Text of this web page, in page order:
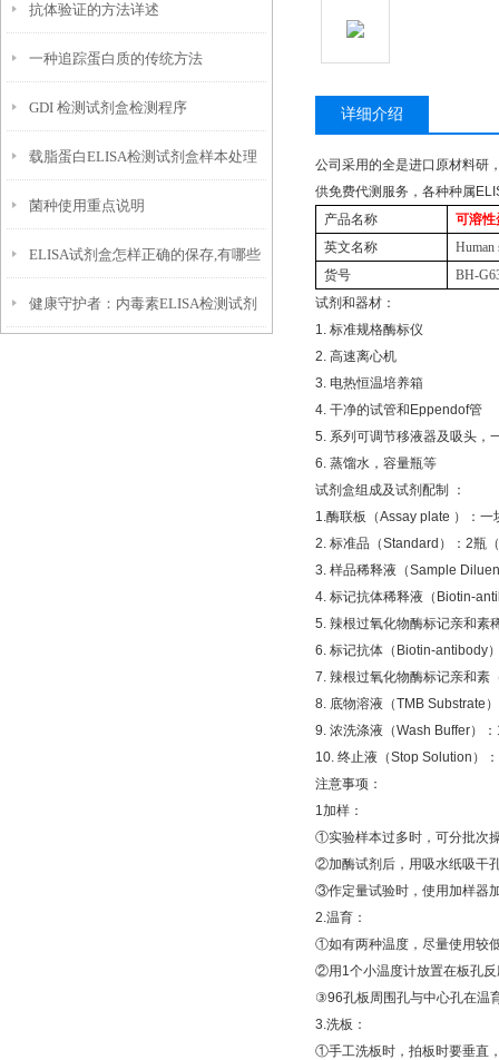
试剂盒的正确存放法则
​抗体验证的方法详述
一种追踪蛋白质的传统方法
GDI 检测试剂盒检测程序
载脂蛋白ELISA检测试剂盒样本处理
及优势
菌种使用重点说明
ELISA试剂盒怎样正确的保存,有哪些
注意事项
健康守护者：内毒素ELISA检测试剂
详细介绍
公司采用的全是进口原材料研
供免费代测服务，各种种属
产品名称
可溶性
英文名称
Human
货号
BH-
试剂和器材：
1. 标准规格酶标仪
2. 高速离心机
3. 电热恒温培养箱
4. 干净的试管和 Eppendof管
5. 系列可调节移液器及吸头，
6. 蒸馏水，容量瓶等
试剂盒组成及试剂配制
：
1.酶联板（Assay plate ）：一
2. 标准品（Standard ）： 2瓶
3. 样品稀释液（Sample
4. 标记抗体稀释液（ Biotin-
5. 辣根过氧化物酶标记亲和素
6. 标记抗体（ Biotin-antibody
7. 辣根过氧化物酶标记亲和素
8. 底物溶液（TMB Substrate
9. 浓洗涤液（Wash Buffer）：
10. 终止液（Stop Solution ）：
注意事项：
1加样：
①实验样本过多时，可分批次
②加酶试剂后，用吸水纸吸干
③作定量试验时，使用加样器
2.温育：
①如有两种温度，尽量使用较
②用 1个小温度计放置在板孔
③96孔板周围孔与中心孔在温
3.洗板：
①手工洗板时，拍板时要垂直